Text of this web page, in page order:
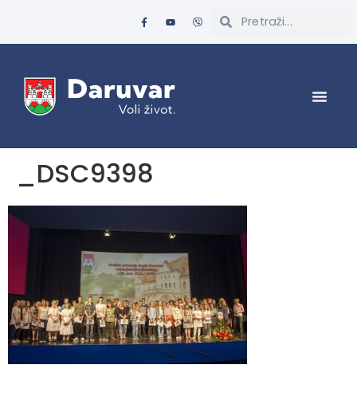
_DSC9398